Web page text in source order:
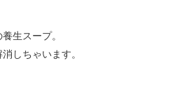
生スープ。
しちゃいます。